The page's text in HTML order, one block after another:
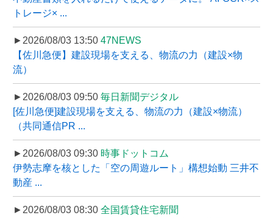
トレージ× ...
►2026/08/03 13:50 47NEWS
【佐川急便】建設現場を支える、物流の力（建設×物
流）
►2026/08/03 09:50 毎日新聞デジタル
[佐川急便]建設現場を支える、物流の力（建設×物流）
（共同通信PR ...
►2026/08/03 09:30 時事ドットコム
伊勢志摩を核とした「空の周遊ルート」構想始動 三井不
動産 ...
►2026/08/03 08:30 全国賃貸住宅新聞